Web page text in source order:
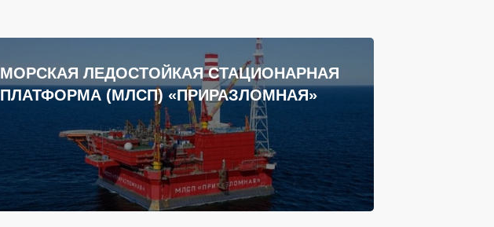
МОРСКАЯ ЛЕДОСТОЙКАЯ СТАЦИОНАРНАЯ
ПЛАТФОРМА (МЛСП) «ПРИРАЗЛОМНАЯ»